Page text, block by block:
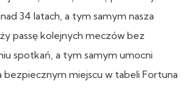
34 latach, a tym samym nasza
passę kolejnych meczów bez
spotkań, a tym samym umocni
bezpiecznym miejscu w tabeli Fortuna